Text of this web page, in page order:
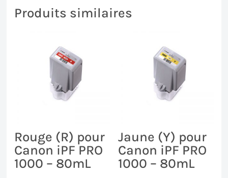
Produits similaires
Rouge (R) pour
Canon iPF PRO
1000 – 80mL
Jaune (Y) pour
Canon iPF PRO
1000 – 80mL